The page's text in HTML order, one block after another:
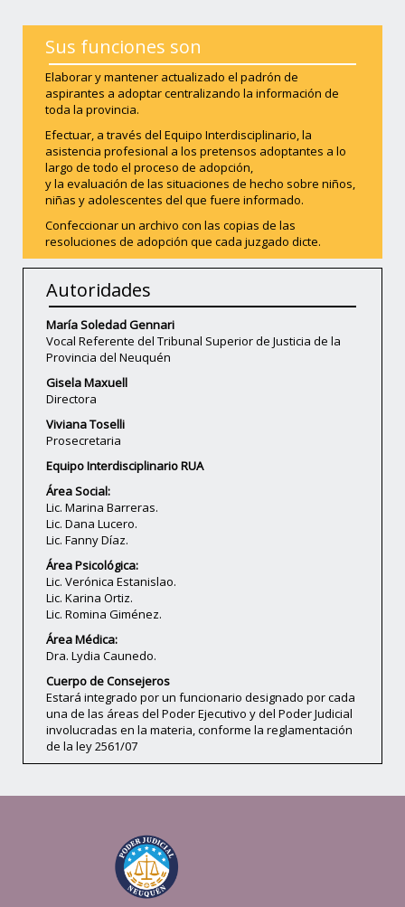
Sus funciones son
Elaborar y mantener actualizado el padrón de
aspirantes a adoptar centralizando la información de
toda la provincia.
Efectuar, a través del Equipo Interdisciplinario, la
asistencia profesional a los pretensos adoptantes a lo
largo de todo el proceso de adopción,
y la evaluación de las situaciones de hecho sobre niños,
niñas y adolescentes del que fuere informado.
Confeccionar un archivo con las copias de las
resoluciones de adopción que cada juzgado dicte.
Autoridades
María Soledad Gennari
Vocal Referente del Tribunal Superior de Justicia de la
Provincia del Neuquén
Gisela Maxuell
Directora
Viviana Toselli
Prosecretaria
Equipo Interdisciplinario RUA
Área Social:
Lic. Marina Barreras.
Lic. Dana Lucero.
Lic. Fanny Díaz.
Área Psicológica:
Lic. Verónica Estanislao.
Lic. Karina Ortiz.
Lic. Romina Giménez.
Área Médica:
Dra. Lydia Caunedo.
Cuerpo de Consejeros
Estará integrado por un funcionario designado por cada
una de las áreas del Poder Ejecutivo y del Poder Judicial
involucradas en la materia, conforme la reglamentación
de la ley 2561/07